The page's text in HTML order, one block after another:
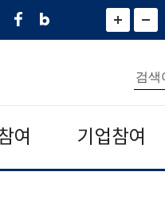
페
네
그
)
화
면
면
소
통
합
검
색
여 기업참여